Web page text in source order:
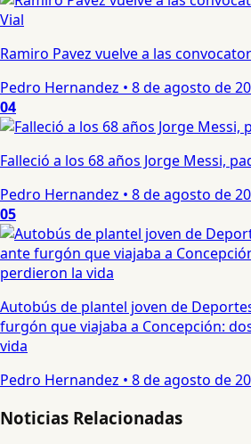
Ramiro Pavez vuelve a las
Pedro Hernandez • 8 de agosto de
04
Falleció a los 68 años Jorge Messi,
Pedro Hernandez • 8 de agosto de
05
Autobús de plantel joven de
furgón que viajaba a Concepción:
vida
Pedro Hernandez • 8 de agosto de
Noticias Relacionadas